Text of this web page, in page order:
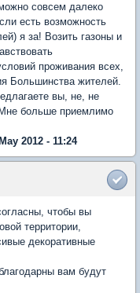
совсем далеко
есть возможность
я за! Возить газоны и
проживания всех,
Большинства жителей.
вы, не, не
больше приемлимо
2012 - 11:24
чтобы вы
территории,
декоративные
вам будут